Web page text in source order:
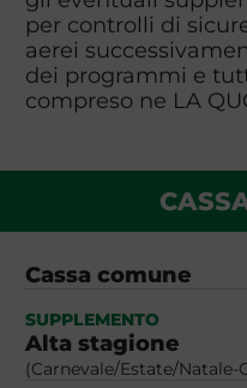
per controlli di
aerei
dei programmi e
compreso ne LA
Cassa comune
SUPPLEMENTO
Alta stagione
(Carnevale/Estate/Natale-